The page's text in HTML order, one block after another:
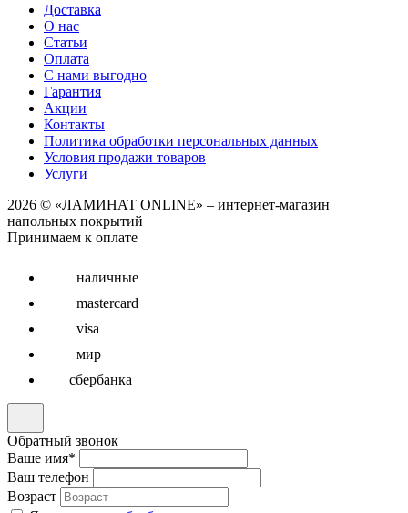
Доставка
О нас
Статьи
Оплата
С нами выгодно
Гарантия
Акции
Контакты
Политика обработки персональных данных
Условия продажи товаров
Услуги
2026 © «ЛАМИНАТ ONLINE» – интернет-магазин
напольных покрытий
Принимаем к оплате
наличные
mastercard
visa
мир
сбербанка
Обратный звонок
Ваше имя*
Ваш телефон
Возраст